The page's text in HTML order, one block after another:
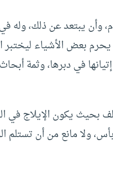
وأن يبتعد عن ذلك، وله
يحرم بعض الأشياء
في دبرها، وثمة
بحيث يكون الإيلاج في
ولا مانع من أن